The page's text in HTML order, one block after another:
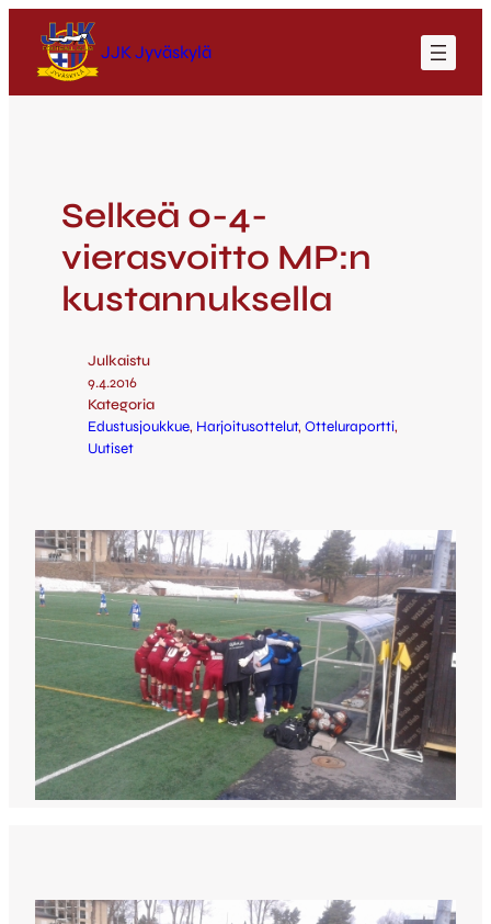
JJK Jyväskylä
Selkeä 0-4-
vierasvoitto MP:n
kustannuksella
Julkaistu
9.4.2016
Kategoria
Edustusjoukkue, Harjoitusottelut, Otteluraportti
Uutiset